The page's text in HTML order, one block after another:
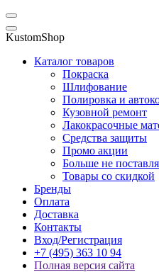
KustomShop
Каталог товаров
Покраска
Шлифование
Полировка и
Кузовной ремонт
Лакокрасочные
Средства защиты
Промо акции
Больше не
Товары со скидкой
Бренды
Оплата
Доставка
Контакты
Вход/Регистрация
+7 (495) 363 10 94
Полная версия сайта